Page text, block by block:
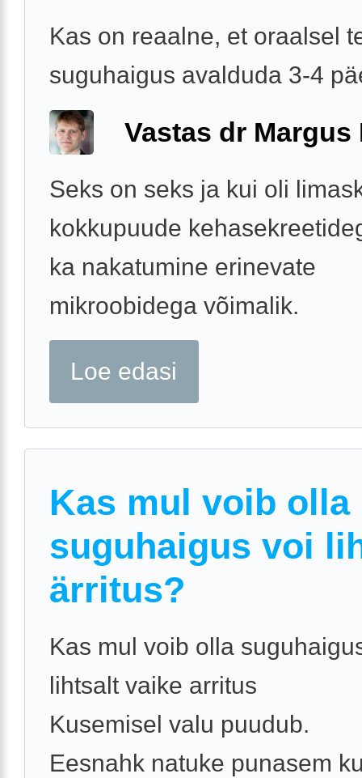
Kas on reaalne, et oraalsel
suguhaigus avalduda 3-4
Vastas dr Margus
Seks on seks ja kui oli
kokkupuude
ka nakatumine erinevate
mikroobidega võimalik.
Loe edasi
Kas mul voib olla
suguhaigus voi
ärritus?
Kas mul voib olla
lihtsalt vaike arritus
Kusemisel valu puudub.
Eesnahk natuke punasem